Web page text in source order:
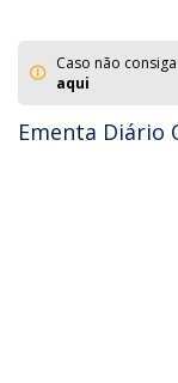
Caso não
aqui
Ementa Diário